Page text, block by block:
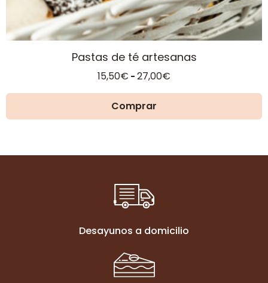
Pastas de té artesanas
15,50€ - 27,00€
15,50€
Comprar
Desayunos a domicilio